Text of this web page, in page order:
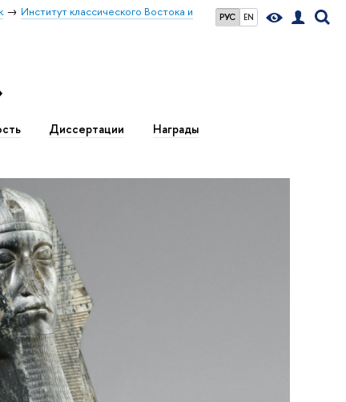
РУС EN
Институт классического Востока и
Диссертации Награды